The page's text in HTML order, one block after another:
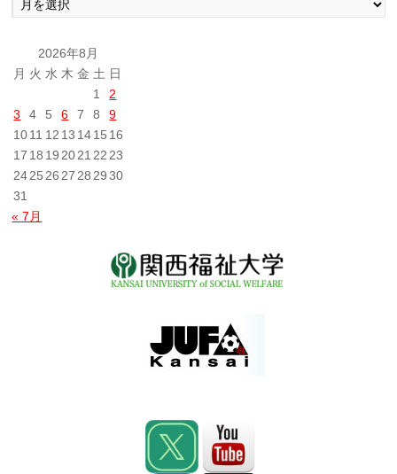
去
2026年8月
月 火 水 木 金 土 日
1
2
3
4 5 6 7 8
9
1011 12 13 1415 16
17 18 19 2021 22 23
2425 26 27 28 29 30
31
« 7月